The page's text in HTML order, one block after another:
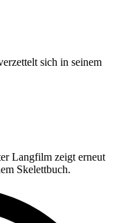
sich in seinem
Langfilm zeigt erneut
Skelettbuch.